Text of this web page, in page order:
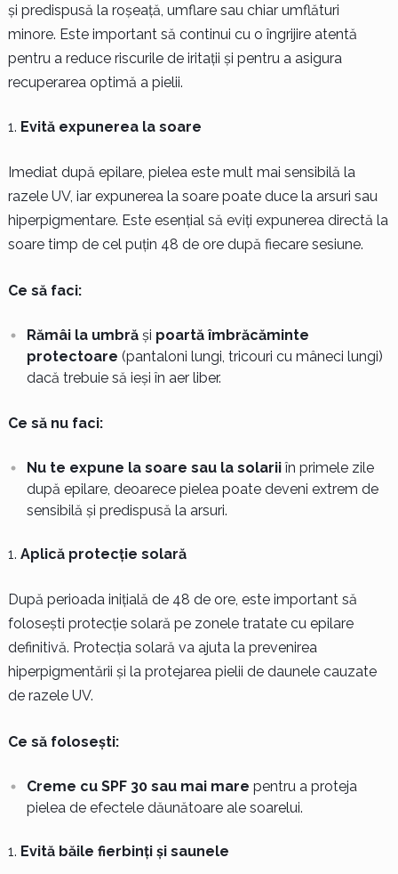
și predispusă la roșeață, umflare sau chiar umflături
minore. Este important să continui cu o îngrijire atentă
pentru a reduce riscurile de iritații și pentru a asigura
recuperarea optimă a pielii.
Evită expunerea la soare
Imediat după epilare, pielea este mult mai sensibilă la
razele UV, iar expunerea la soare poate duce la arsuri sau
hiperpigmentare. Este esențial să eviți expunerea directă la
soare timp de cel puțin 48 de ore după fiecare sesiune.
Ce să faci:
Rămâi la umbrăși poartă îmbrăcăminte
protectoare (pantaloni lungi, tricouri cu mâneci lungi)
dacă trebuie să ieși în aer liber.
Ce să nu faci:
Nu te expune la soare sau la solariiîn primele zile
după epilare, deoarece pielea poate deveni extrem de
sensibilă și predispusă la arsuri.
Aplică protecție solară
După perioada inițială de 48 de ore, este important să
folosești protecție solară pe zonele tratate cu epilare
definitivă. Protecția solară va ajuta la prevenirea
hiperpigmentării și la protejarea pielii de daunele cauzate
de razele UV.
Ce să folosești:
Creme cu SPF 30 sau mai mare pentru a proteja
pielea de efectele dăunătoare ale soarelui.
Evită băile fierbinți și saunele